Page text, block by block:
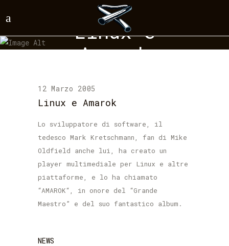
Linux e
Amarok
12 Marzo 2005
Linux e Amarok
Lo sviluppatore di software, il
tedesco Mark Kretschmann, fan di Mike
Oldfield anche lui, ha creato un
player multimediale per Linux e altre
piattaforme, e lo ha chiamato
“AMAROK“, in onore del “Grande
Maestro” e del suo fantastico album.
NEWS